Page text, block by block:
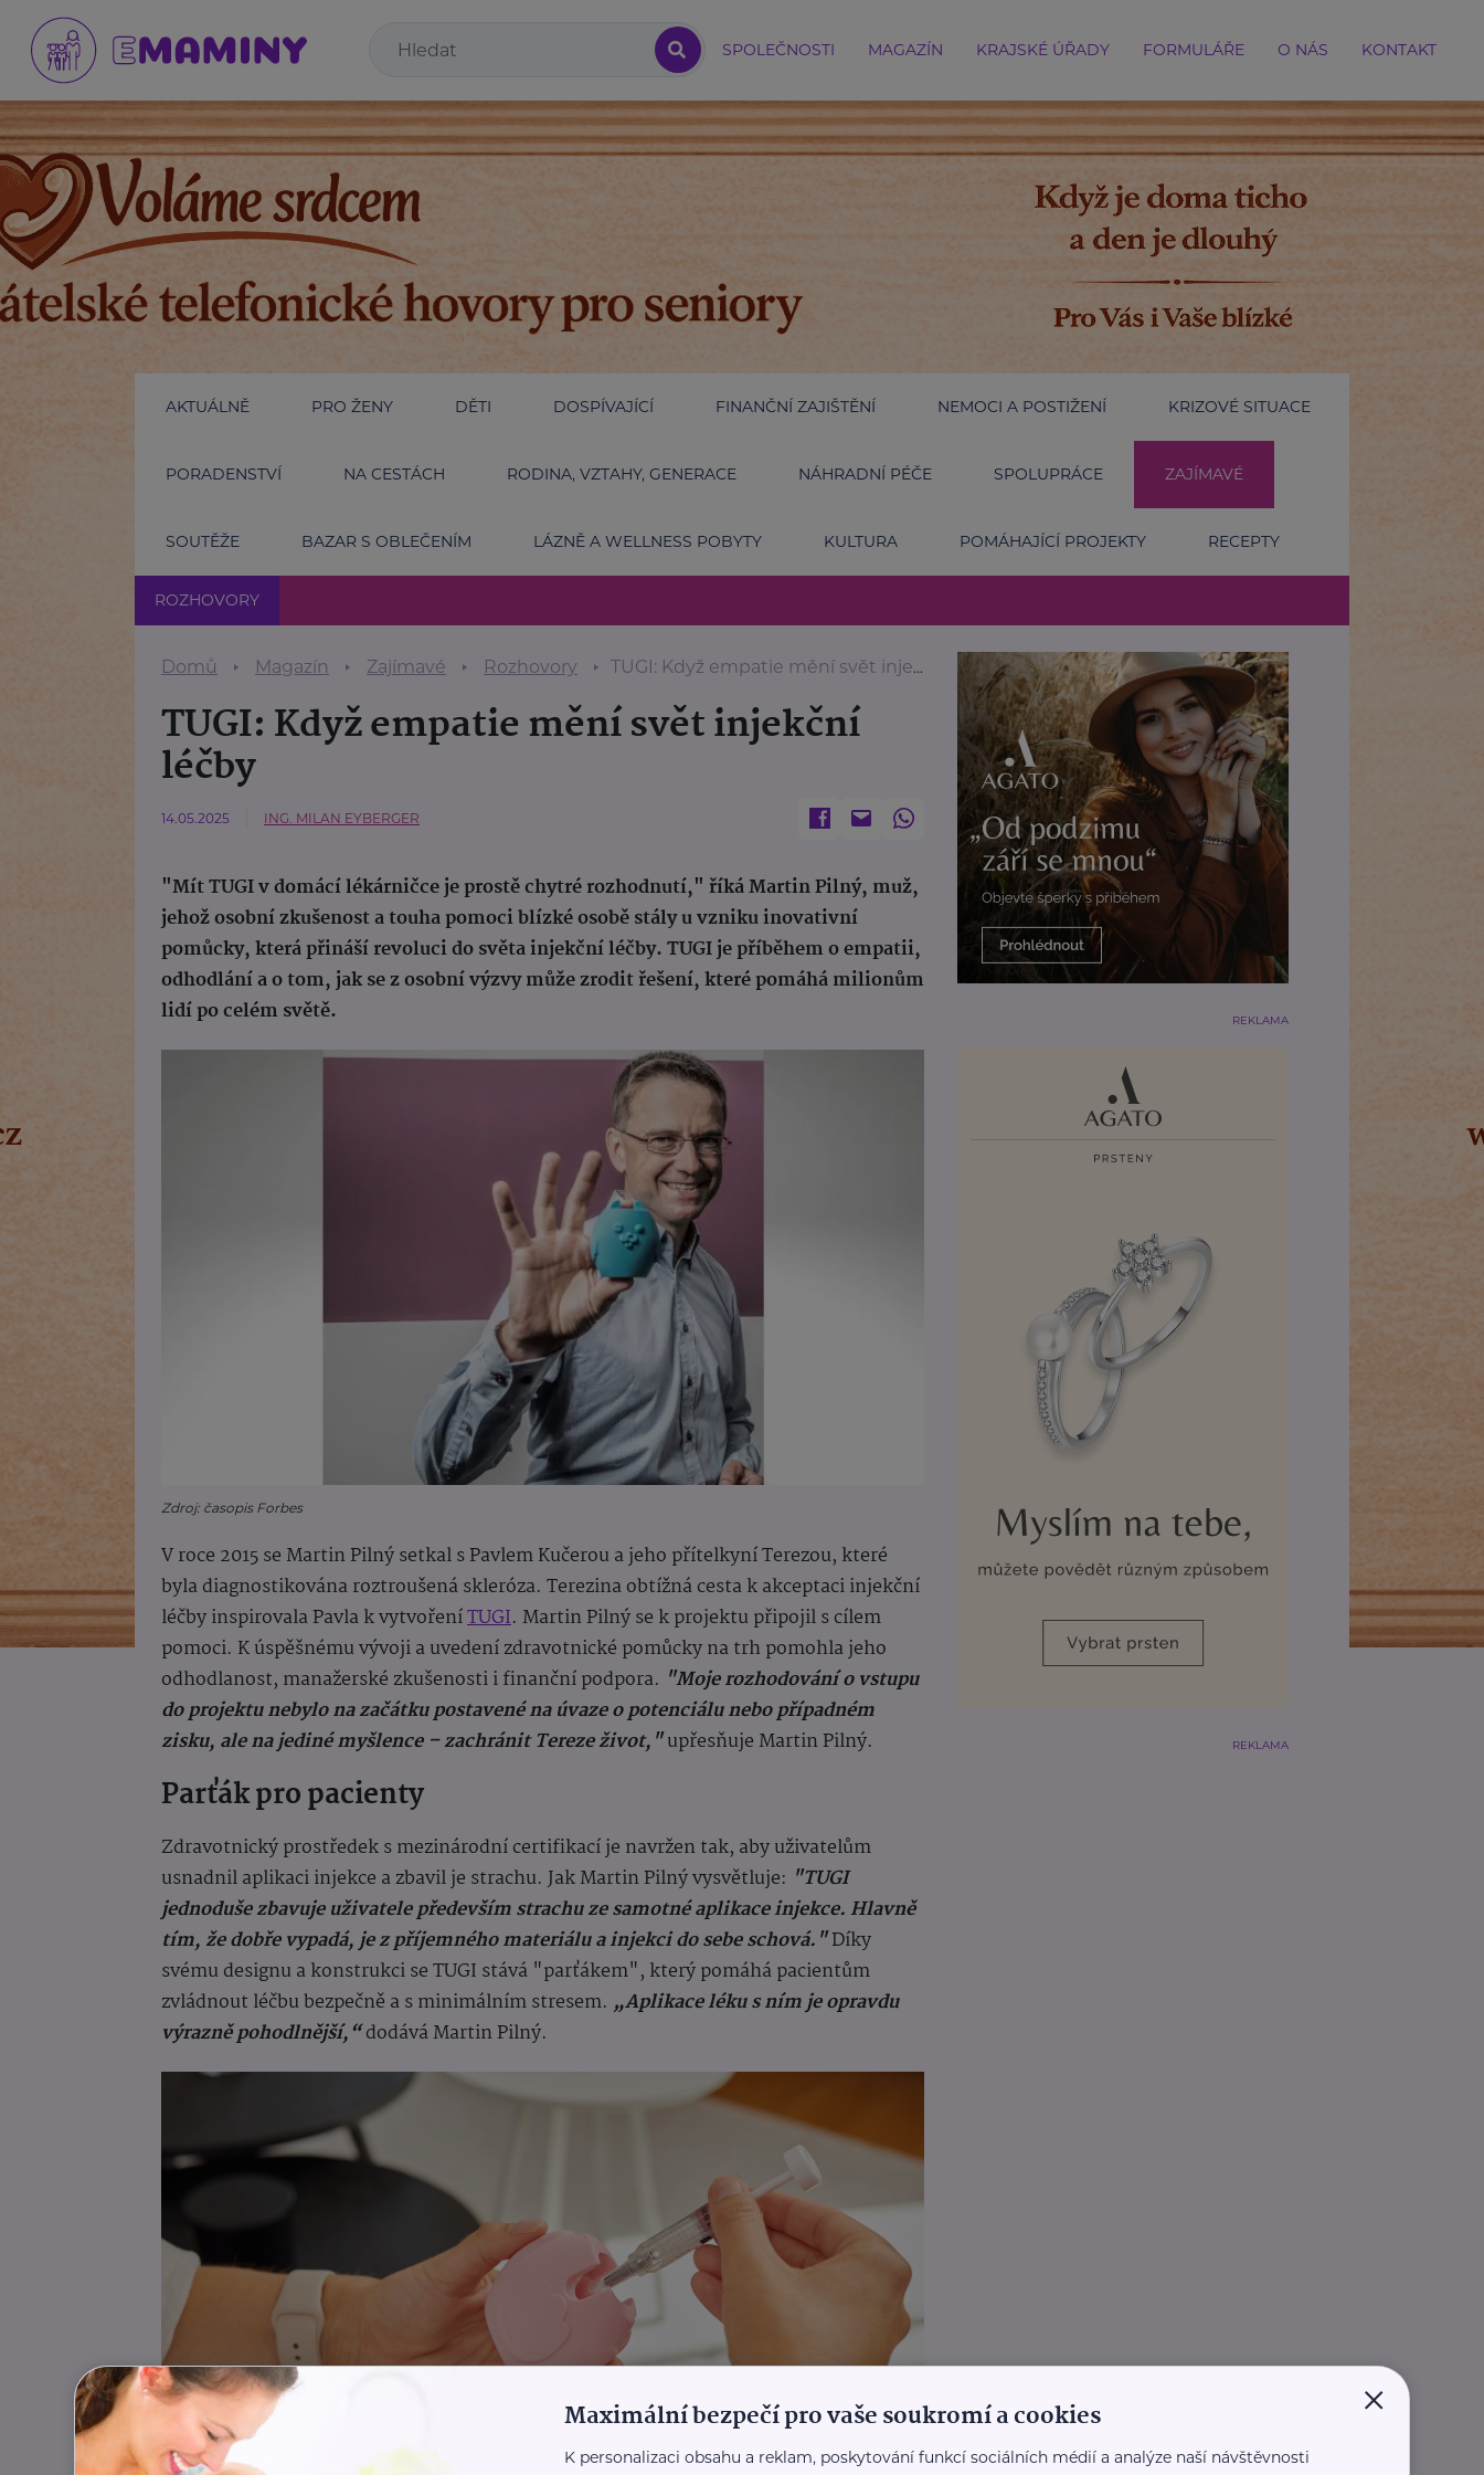
SPOLEČNOSTI MAGAZÍN KRAJSKÉ ÚŘADY FORMULÁŘE O NÁS KONTAKT
AKTUÁLNĚ PRO ŽENY DĚTI DOSPÍVAJÍCÍ FINANČNÍ ZAJIŠTĚNÍ NEMOCI A POSTIŽENÍ KRIZOVÉ SITUACE
PORADENSTVÍ NA CESTÁCH RODINA, VZTAHY, GENERACE NÁHRADNÍ PÉČE SPOLUPRÁCE ZAJÍMAVÉ
SOUTĚŽE BAZAR S OBLEČENÍM LÁZNĚ A WELLNESS POBYTY KULTURA POMÁHAJÍCÍ PROJEKTY RECEPTY
ROZHOVORY
Domů Magazín Zajímavé Rozhovory TUGI: Když empatie mění svět injekční léčby
TUGI: Když empatie mění svět injekční
léčby
14.05.2025 ING. MILAN EYBERGER
"Mít TUGI v domácí lékárničce je prostě chytré rozhodnutí," říká Martin Pilný, muž,
jehož osobní zkušenost a touha pomoci blízké osobě stály u vzniku inovativní
pomůcky, která přináší revoluci do světa injekční léčby. TUGI je příběhem o empatii,
odhodlání a o tom, jak se z osobní výzvy může zrodit řešení, které pomáhá milionům
lidí po celém světě.
Zdroj: časopis Forbes
V roce 2015 se Martin Pilný setkal s Pavlem Kučerou a jeho přítelkyní Terezou, které
byla diagnostikována roztroušená skleróza. Terezina obtížná cesta k akceptaci injekční
léčby inspirovala Pavla k vytvořeníTUGI. Martin Pilný se k projektu připojil s cílem
pomoci. K úspěšnému vývoji a uvedení zdravotnické pomůcky na trh pomohla jeho
odhodlanost, manažerské zkušenosti i finanční podpora. "Moje rozhodování o vstupu
do projektu nebylo na začátku postavené na úvaze o potenciálu nebo případném
zisku, ale na jediné myšlence – zachránit Tereze život,"upřesňuje Martin Pilný.
Parťák pro pacienty
Zdravotnický prostředek s mezinárodní certifikací je navržen tak, aby uživatelům
usnadnil aplikaci injekce a zbavil je strachu. Jak Martin Pilný vysvětluje: "TUGI
jednoduše zbavuje uživatele především strachu ze samotné aplikace injekce. Hlavně
tím, že dobře vypadá, je z příjemného materiálu a injekci do sebe schová."Díky
svému designu a konstrukci se TUGI stává "parťákem", který pomáhá pacientům
zvládnout léčbu bezpečně a s minimálním stresem. „Aplikace léku s ním je opravdu
výrazně pohodlnější,“dodává Martin Pilný.
REKLAMA
REKLAMA
×
Maximální bezpečí pro vaše soukromí a cookies
K personalizaci obsahu a reklam, poskytování funkcí sociálních médií a analýze naší návštěvnosti